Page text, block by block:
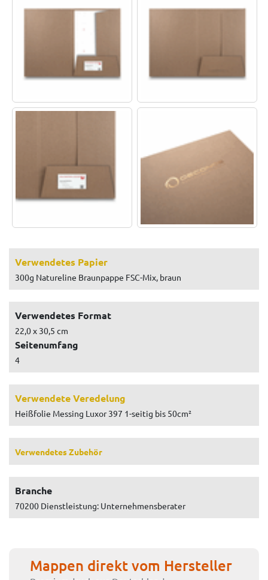
Verwendetes Papier
300g Natureline Braunpappe FSC-Mix, braun
Verwendetes Format
22,0 x 30,5 cm
Seitenumfang
4
Verwendete Veredelung
Heißfolie Messing Luxor 397 1-seitig bis 50cm²
Verwendetes Zubehör
Branche
70200 Dienstleistung: Unternehmensberater
Mappen direkt vom Hersteller